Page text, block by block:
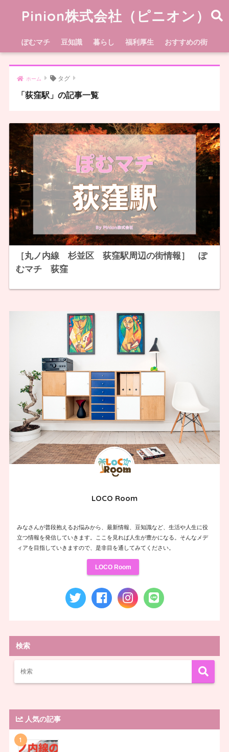
Pinion株式会社（ピニオン）
ぽむマチ 豆知識 暮らし 福利厚生 おすすめの街
ホーム タグ
「荻窪駅」の記事一覧
［丸ノ内線 杉並区 荻窪駅周辺の街情報］ ぽ
むマチ 荻窪
LOCO Room
みなさんが普段抱えるお悩みから、最新情報、豆知識など、生活や人生に役
立つ情報を発信していきます。ここを見れば人生が豊かになる。そんなメデ
ィアを目指していきますので、是非目を通してみてください。
LOCO Room
検索
人気の記事
1